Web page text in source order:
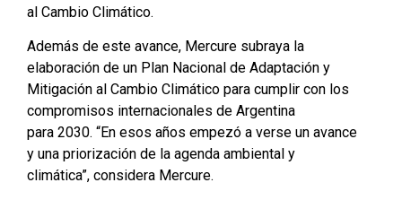
al Cambio Climático.
Además de este avance, Mercure subraya la
elaboración de un Plan Nacional de Adaptación y
Mitigación al Cambio Climático para cumplir con los
compromisos internacionales de Argentina
para 2030. “En esos años empezó a verse un avance
y una priorización de la agenda ambiental y
climática”, considera Mercure.